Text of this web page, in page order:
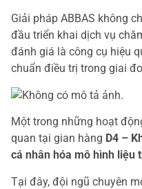
Giải pháp ABBAS không
đầu triển khai dịch vụ
đánh giá là công cụ hiệu
chuẩn điều trị trong giai
Một trong những hoạt
quan tại gian hàng D4 –
cá nhân hóa mô hình liệu
Tại đây, đội ngũ chuyên